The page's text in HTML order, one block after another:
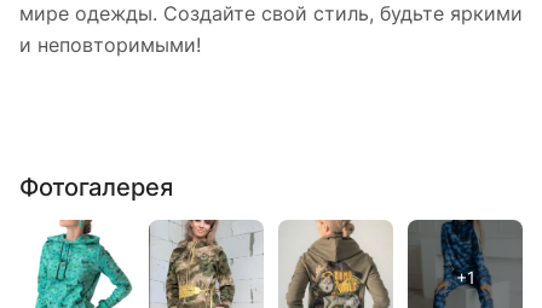
мире одежды. Создайте свой стиль, будьте яркими
и неповторимыми!
Фотогалерея